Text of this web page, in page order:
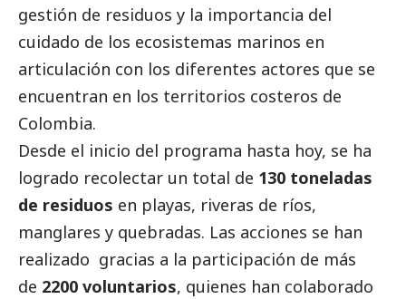
gestión de residuos y la importancia del
cuidado de los ecosistemas marinos en
articulación con los diferentes actores que se
encuentran en los territorios costeros de
Colombia.
Desde el inicio del programa hasta hoy, se ha
logrado recolectar un total de 130 toneladas
de residuos en playas, riveras de ríos,
manglares y quebradas. Las acciones se han
realizado gracias a la participación de más
de 2200 voluntarios, quienes han colaborado